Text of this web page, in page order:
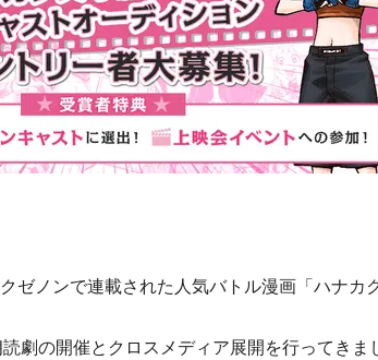
ゼノンで連載された人気バトル漫画「ハナカ
劇の開催とクロスメディア展開を行ってき